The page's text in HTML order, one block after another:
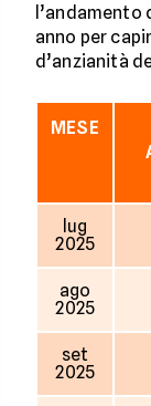
anno per
d’anzianità
MESE
lug
2025
ago
2025
set
2025